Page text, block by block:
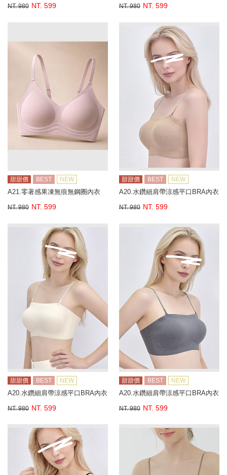
NT. 980 NT. 599 NT. 980 NT. 599
甜甜價 BEST NEW
A21.零著感果凍無痕無鋼圈內衣
NT. 980 NT. 599
甜甜價 BEST NEW
A20.水鑽細肩帶涼感平口BRA內衣
NT. 980 NT. 599
甜甜價 BEST NEW
A20.水鑽細肩帶涼感平口BRA內衣
NT. 980 NT. 599
甜甜價 BEST NEW
A20.水鑽細肩帶涼感平口BRA內衣
NT. 980 NT. 599